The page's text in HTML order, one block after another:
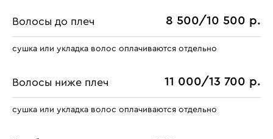
Волосы до плеч 8 500/10 500 р.
cушка или укладка волос оплачиваются отдельно
Волосы ниже плеч 11 000/13 700 р.
сушка или укладка волос оплачиваются отдельно